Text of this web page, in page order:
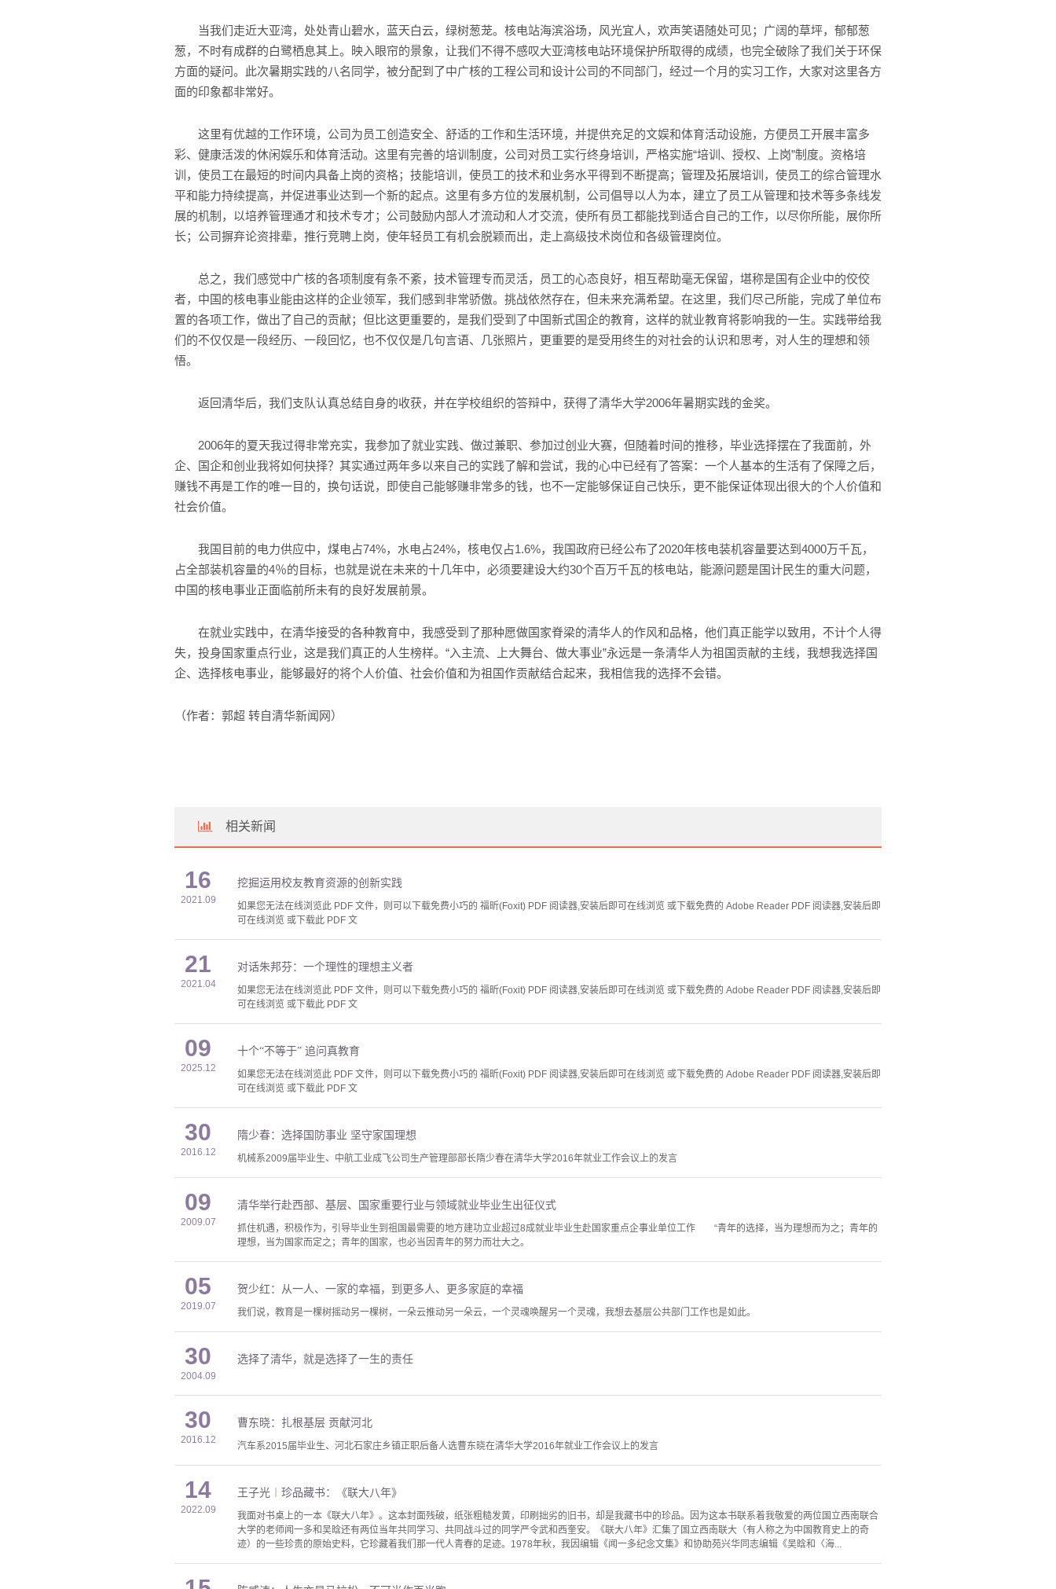
当我们走近大亚湾，处处青山碧水，蓝天白云，绿树葱茏。核电站海滨浴场，风光宜人，欢声笑语随处可见；广阔的草坪，郁郁葱
葱，不时有成群的白鹭栖息其上。映入眼帘的景象，让我们不得不感叹大亚湾核电站环境保护所取得的成绩，也完全破除了我们关于环保
方面的疑问。此次暑期实践的八名同学，被分配到了中广核的工程公司和设计公司的不同部门，经过一个月的实习工作，大家对这里各方
面的印象都非常好。
这里有优越的工作环境，公司为员工创造安全、舒适的工作和生活环境，并提供充足的文娱和体育活动设施，方便员工开展丰富多
彩、健康活泼的休闲娱乐和体育活动。这里有完善的培训制度，公司对员工实行终身培训，严格实施“培训、授权、上岗”制度。资格培
训，使员工在最短的时间内具备上岗的资格；技能培训，使员工的技术和业务水平得到不断提高；管理及拓展培训，使员工的综合管理水
平和能力持续提高，并促进事业达到一个新的起点。这里有多方位的发展机制，公司倡导以人为本，建立了员工从管理和技术等多条线发
展的机制，以培养管理通才和技术专才；公司鼓励内部人才流动和人才交流，使所有员工都能找到适合自己的工作，以尽你所能，展你所
长；公司摒弃论资排辈，推行竞聘上岗，使年轻员工有机会脱颖而出，走上高级技术岗位和各级管理岗位。
总之，我们感觉中广核的各项制度有条不紊，技术管理专而灵活，员工的心态良好，相互帮助毫无保留，堪称是国有企业中的佼佼
者，中国的核电事业能由这样的企业领军，我们感到非常骄傲。挑战依然存在，但未来充满希望。在这里，我们尽己所能，完成了单位布
置的各项工作，做出了自己的贡献；但比这更重要的，是我们受到了中国新式国企的教育，这样的就业教育将影响我的一生。实践带给我
们的不仅仅是一段经历、一段回忆，也不仅仅是几句言语、几张照片，更重要的是受用终生的对社会的认识和思考，对人生的理想和领
悟。
返回清华后，我们支队认真总结自身的收获，并在学校组织的答辩中，获得了清华大学2006年暑期实践的金奖。
2006年的夏天我过得非常充实，我参加了就业实践、做过兼职、参加过创业大赛，但随着时间的推移，毕业选择摆在了我面前，外
企、国企和创业我将如何抉择？其实通过两年多以来自己的实践了解和尝试，我的心中已经有了答案：一个人基本的生活有了保障之后，
赚钱不再是工作的唯一目的，换句话说，即使自己能够赚非常多的钱，也不一定能够保证自己快乐，更不能保证体现出很大的个人价值和
社会价值。
我国目前的电力供应中，煤电占74%，水电占24%，核电仅占1.6%，我国政府已经公布了2020年核电装机容量要达到4000万千瓦，
占全部装机容量的4％的目标，也就是说在未来的十几年中，必须要建设大约30个百万千瓦的核电站，能源问题是国计民生的重大问题，
中国的核电事业正面临前所未有的良好发展前景。
在就业实践中，在清华接受的各种教育中，我感受到了那种愿做国家脊梁的清华人的作风和品格，他们真正能学以致用，不计个人得
失，投身国家重点行业，这是我们真正的人生榜样。“入主流、上大舞台、做大事业”永远是一条清华人为祖国贡献的主线，我想我选择国
企、选择核电事业，能够最好的将个人价值、社会价值和为祖国作贡献结合起来，我相信我的选择不会错。
（作者：郭超 转自清华新闻网）
相关新闻
16
2021.09
挖掘运用校友教育资源的创新实践
如果您无法在线浏览此 PDF 文件，则可以下载免费小巧的 福昕(Foxit) PDF 阅读器,安装后即可在线浏览 或下载免费的 Adobe Reader PDF 阅读器,安装后即
可在线浏览 或下载此 PDF 文
21
2021.04
对话朱邦芬：一个理性的理想主义者
如果您无法在线浏览此 PDF 文件，则可以下载免费小巧的 福昕(Foxit) PDF 阅读器,安装后即可在线浏览 或下载免费的 Adobe Reader PDF 阅读器,安装后即
可在线浏览 或下载此 PDF 文
09
2025.12
十个“不等于” 追问真教育
如果您无法在线浏览此 PDF 文件，则可以下载免费小巧的 福昕(Foxit) PDF 阅读器,安装后即可在线浏览 或下载免费的 Adobe Reader PDF 阅读器,安装后即
可在线浏览 或下载此 PDF 文
30
2016.12
隋少春：选择国防事业 坚守家国理想
机械系2009届毕业生、中航工业成飞公司生产管理部部长隋少春在清华大学2016年就业工作会议上的发言
09
2009.07
清华举行赴西部、基层、国家重要行业与领域就业毕业生出征仪式
抓住机遇，积极作为，引导毕业生到祖国最需要的地方建功立业超过8成就业毕业生赴国家重点企事业单位工作 “青年的选择，当为理想而为之；青年的
理想，当为国家而定之；青年的国家，也必当因青年的努力而壮大之。
05
2019.07
贺少红：从一人、一家的幸福，到更多人、更多家庭的幸福
我们说，教育是一棵树摇动另一棵树，一朵云推动另一朵云，一个灵魂唤醒另一个灵魂，我想去基层公共部门工作也是如此。
30
2004.09
选择了清华，就是选择了一生的责任
30
2016.12
曹东晓：扎根基层 贡献河北
汽车系2015届毕业生、河北石家庄乡镇正职后备人选曹东晓在清华大学2016年就业工作会议上的发言
14
2022.09
王子光︱珍品藏书：《联大八年》
我面对书桌上的一本《联大八年》。这本封面残破，纸张粗糙发黄，印刷拙劣的旧书，却是我藏书中的珍品。因为这本书联系着我敬爱的两位国立西南联合
大学的老师闻一多和吴晗还有两位当年共同学习、共同战斗过的同学严令武和西奎安。《联大八年》汇集了国立西南联大（有人称之为中国教育史上的奇
迹）的一些珍贵的原始史料，它珍藏着我们那一代人青春的足迹。1978年秋，我因编辑《闻一多纪念文集》和协助苑兴华同志编辑《吴晗和〈海...